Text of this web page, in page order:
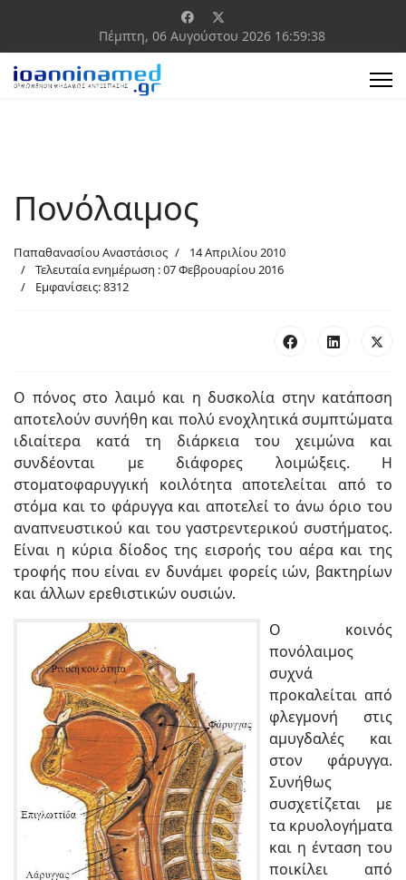
Πέμπτη, 06 Αυγούστου 2026 16:59:39
Πονόλαιμος
Παπαθανασίου Αναστάσιος
14 Απριλίου 2010
Τελευταία ενημέρωση : 07 Φεβρουαρίου 2016
Εμφανίσεις: 8312
Ο πόνος στο λαιμό και η δυσκολία στην κατάποση
αποτελούν συνήθη και πολύ ενοχλητικά συμπτώματα
ιδιαίτερα κατά τη διάρκεια του χειμώνα και
συνδέονται με διάφορες λοιμώξεις. Η
στοματοφαρυγγική κοιλότητα αποτελείται από το
στόμα και το φάρυγγα και αποτελεί το άνω όριο του
αναπνευστικού και του γαστρεντερικού συστήματος.
Είναι η κύρια δίοδος της εισροής του αέρα και της
τροφής που είναι εν δυνάμει φορείς ιών, βακτηρίων
και άλλων ερεθιστικών ουσιών.
Ο κοινός
πονόλαιμος
συχνά
προκαλείται από
φλεγμονή στις
αμυγδαλές και
στον φάρυγγα.
Συνήθως
συσχετίζεται με
τα κρυολογήματα
και η ένταση του
ποικίλει από